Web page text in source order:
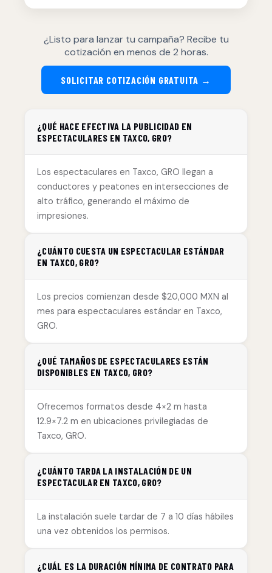
¿Listo para lanzar tu campaña? Recibe tu
cotización en menos de 2 horas.
SOLICITAR COTIZACIÓN GRATUITA →
¿QUÉ HACE EFECTIVA LA PUBLICIDAD EN
ESPECTACULARES EN TAXCO, GRO?
Los espectaculares en Taxco, GRO llegan a
conductores y peatones en intersecciones de
alto tráfico, generando el máximo de
impresiones.
¿CUÁNTO CUESTA UN ESPECTACULAR ESTÁNDAR
EN TAXCO, GRO?
Los precios comienzan desde $20,000 MXN al
mes para espectaculares estándar en Taxco,
GRO.
¿QUÉ TAMAÑOS DE ESPECTACULARES ESTÁN
DISPONIBLES EN TAXCO, GRO?
Ofrecemos formatos desde 4×2 m hasta
12.9×7.2 m en ubicaciones privilegiadas de
Taxco, GRO.
¿CUÁNTO TARDA LA INSTALACIÓN DE UN
ESPECTACULAR EN TAXCO, GRO?
La instalación suele tardar de 7 a 10 días hábiles
una vez obtenidos los permisos.
¿CUÁL ES LA DURACIÓN MÍNIMA DE CONTRATO PARA